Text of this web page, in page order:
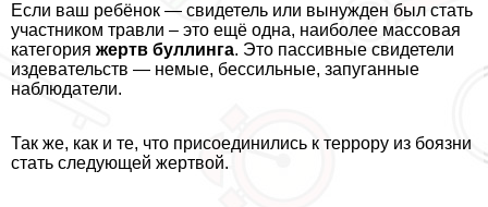
Если ваш ребёнок — свидетель или вынужден был стать
участником травли – это ещё одна, наиболее массовая
категория жертв буллинга. Это пассивные свидетели
издевательств — немые, бессильные, запуганные
наблюдатели.
Так же, как и те, что присоединились к террору из боязни
стать следующей жертвой.